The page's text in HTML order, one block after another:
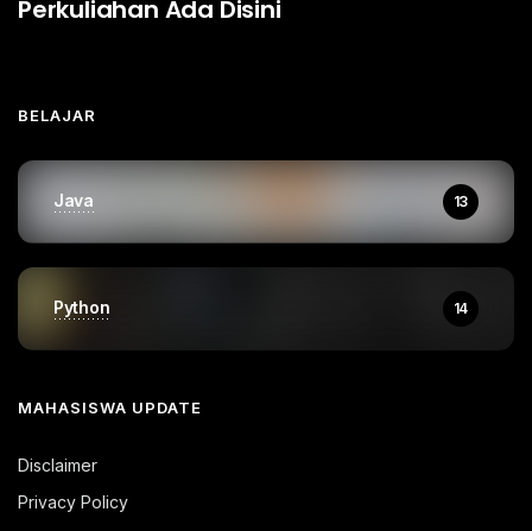
Perkuliahan Ada Disini
BELAJAR
Java 13
Python 14
MAHASISWA UPDATE
Disclaimer
Privacy Policy